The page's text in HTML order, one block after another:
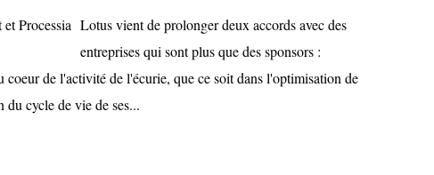
Lotus vient de prolonger deux accords avec des
entreprises qui sont plus que des sponsors :
coeur de l'activité de l'écurie, que ce soit dans l'optimisation de
du cycle de vie de ses...